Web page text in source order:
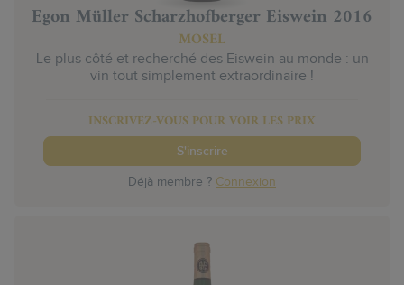
Egon Müller Scharzhofberger Eiswein 2016
MOSEL
Le plus côté et recherché des Eiswein au monde : un
vin tout simplement extraordinaire !
INSCRIVEZ-VOUS POUR VOIR LES PRIX
S'inscrire
Déjà membre ? Connexion